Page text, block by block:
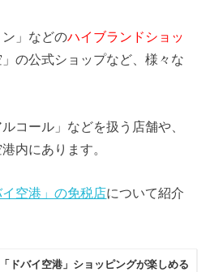
ン」などのハイブランドショッ
の公式ショップなど、様々な
コール」などを扱う店舗や、
内にあります。
イ空港」の免税店について紹介
「ドバイ空港」ショッピングが楽しめる